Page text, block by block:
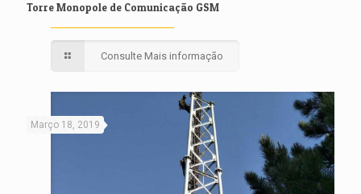
Torre Monopole de Comunicação GSM
Consulte Mais informação
Março 18, 2019